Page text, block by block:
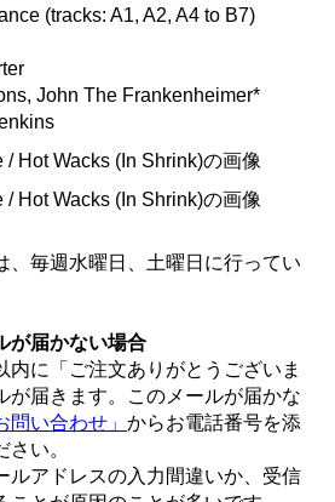
(tracks: A1, A2, A4 to B7)
John The Frankenheimer*
毎週水曜日、土曜日に行ってい
が届かない場合
内に「ご注文ありがとうございま
が届きます。このメールが届かな
問い合わせ」 からお電話番号を添
い。
ルアドレスの入力間違いか、受信